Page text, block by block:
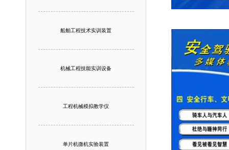
船舶工程技术实训装置
机械工程技能实训设备
工程机械模拟教学仪
单片机微机实验装置